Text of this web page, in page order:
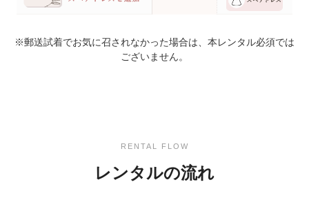
※郵送試着でお気に召されなかった場合は、本レンタル必須では
ございません。
RENTAL FLOW
レンタルの流れ